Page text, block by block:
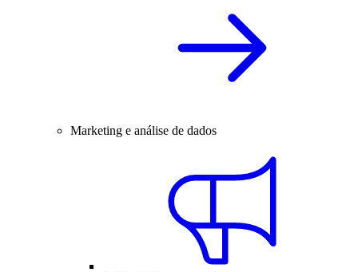
Marketing e análise de dados